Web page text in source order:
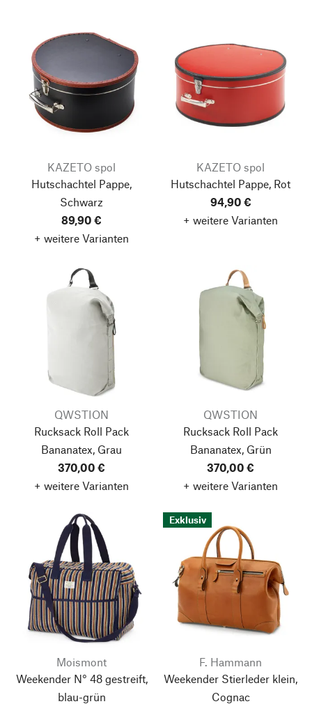
KAZETO spol
Hutschachtel Pappe,
Schwarz
89,90 €
+ weitere Varianten
KAZETO spol
Hutschachtel Pappe, Rot
94,90 €
+ weitere Varianten
QWSTION
Rucksack Roll Pack
Bananatex, Grau
370,00 €
+ weitere Varianten
QWSTION
Rucksack Roll Pack
Bananatex, Grün
370,00 €
+ weitere Varianten
Moismont
Weekender N° 48 gestreift,
blau-grün
Exklusiv
F. Hammann
Weekender Stierleder klein,
Cognac